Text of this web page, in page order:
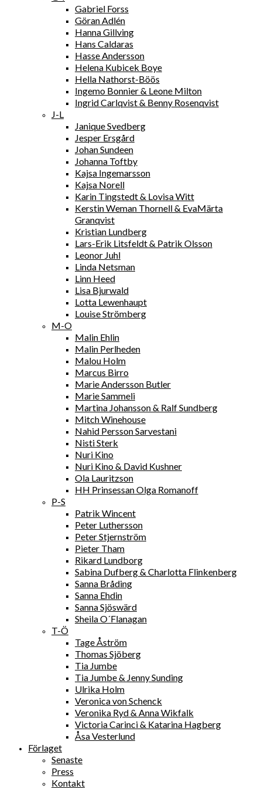
Gabriel Forss
Göran Adlén
Hanna Gillving
Hans Caldaras
Hasse Andersson
Helena Kubicek Boye
Hella Nathorst-Böös
Ingemo Bonnier & Leone Milton
Ingrid Carlqvist & Benny Rosenqvist
J-L
Janique Svedberg
Jesper Ersgård
Johan Sundeen
Johanna Toftby
Kajsa Ingemarsson
Kajsa Norell
Karin Tingstedt & Lovisa Witt
Kerstin Weman Thornell & EvaMärta
Granqvist
Kristian Lundberg
Lars-Erik Litsfeldt & Patrik Olsson
Leonor Juhl
Linda Netsman
Linn Heed
Lisa Bjurwald
Lotta Lewenhaupt
Louise Strömberg
M-O
Malin Ehlin
Malin Perlheden
Malou Holm
Marcus Birro
Marie Andersson Butler
Marie Sammeli
Martina Johansson & Ralf Sundberg
Mitch Winehouse
Nahid Persson Sarvestani
Nisti Sterk
Nuri Kino
Nuri Kino & David Kushner
Ola Lauritzson
HH Prinsessan Olga Romanoff
P-S
Patrik Wincent
Peter Luthersson
Peter Stjernström
Pieter Tham
Rikard Lundborg
Sabina Dufberg & Charlotta Flinkenberg
Sanna Bråding
Sanna Ehdin
Sanna Sjöswärd
Sheila O´Flanagan
T-Ö
Tage Åström
Thomas Sjöberg
Tia Jumbe
Tia Jumbe & Jenny Sunding
Ulrika Holm
Veronica von Schenck
Veronika Ryd & Anna Wikfalk
Victoria Carinci & Katarina Hagberg
Åsa Vesterlund
Förlaget
Senaste
Press
Kontakt